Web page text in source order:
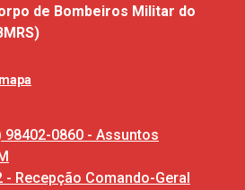
de Bombeiros Militar do
mapa
98402-0860 - Assuntos
- Recepção Comando-Geral